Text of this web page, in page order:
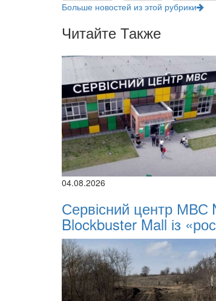
Больше новостей из этой рубрики
Читайте Также
04.08.2026
Сервісний центр МВС
Blockbuster Mall із